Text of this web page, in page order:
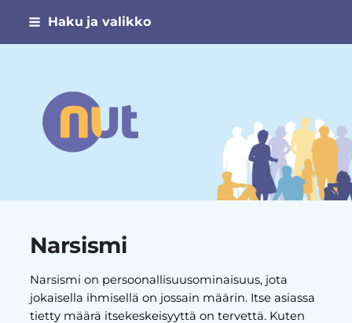
Siirry
Haku ja valikko
Narsismin uhrien tuki ry
Narsismi
Narsismi on persoonallisuusominaisuus, jota
jokaisella ihmisellä on jossain määrin. Itse asiassa
tietty määrä itsekeskeisyyttä on tervettä. Kuten